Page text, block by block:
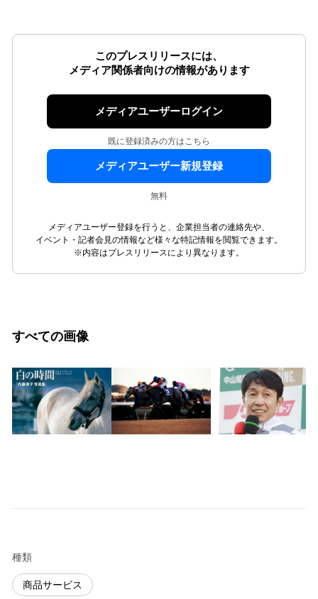
このプレスリリースには、
メディア関係者向けの情報があります
メディアユーザーログイン
既に登録済みの方はこちら
メディアユーザー新規登録
無料
メディアユーザー登録を行うと、企業担当者の連絡先や、
イベント・記者会見の情報など様々な特記情報を閲覧できます。
※内容はプレスリリースにより異なります。
すべての画像
種類
商品サービス